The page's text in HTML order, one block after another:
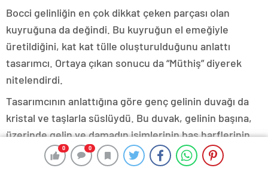
0 0
0 0
Bocci gelinliğin en çok dikkat çeken parçası olan
kuyruğuna da değindi. Bu kuyruğun el emeğiyle
üretildiğini, kat kat tülle oluşturulduğunu anlattı
tasarımcı. Ortaya çıkan sonucu da “Müthiş” diyerek
nitelendirdi.
Tasarımcının anlattığına göre genç gelinin duvağı da
kristal ve taşlarla süslüydü. Bu duvak, gelinin başına,
üzerinde gelin ve damadın isimlerinin baş harflerinin
bulunduğu bir taç yardımıyla yerleştirildi.
0 0